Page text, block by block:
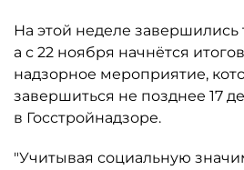
На этой неделе
а с 22 ноября начнётся
надзорное мероприятие,
завершиться не позднее 17
в Госстройнадзоре.
"Учитывая социальную